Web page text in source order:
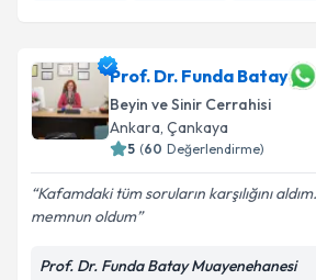
Prof. Dr. Funda Batay
Beyin ve Sinir Cerrahisi
Ankara, Çankaya
5 (60 Değerlendirme)
Kafamdaki tüm soruların karşılığını
memnun oldum
Prof. Dr. Funda Batay Muayenehanesi